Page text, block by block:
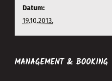
Datum:
19.10.2013.
MANAGEMENT & BOOKING